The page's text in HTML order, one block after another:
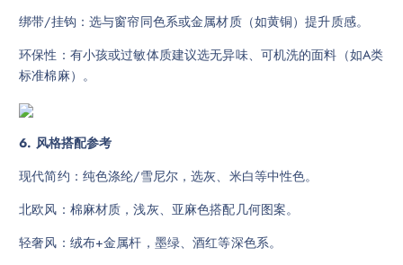
绑带/挂钩：选与窗帘同色系或金属材质（如黄铜）提升质感。
环保性：有小孩或过敏体质建议选无异味、可机洗的面料（如A类
标准棉麻）。
6. 风格搭配参考
现代简约：纯色涤纶/雪尼尔，选灰、米白等中性色。
北欧风：棉麻材质，浅灰、亚麻色搭配几何图案。
轻奢风：绒布+金属杆，墨绿、酒红等深色系。